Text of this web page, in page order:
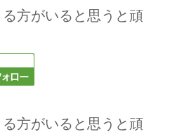
方がいると思うと頑
方がいると思うと頑